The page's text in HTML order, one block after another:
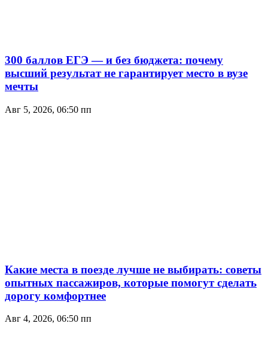
300 баллов ЕГЭ — и без бюджета: почему
высший результат не гарантирует место в вузе
мечты
Авг 5, 2026, 06:50 пп
Какие места в поезде лучше не выбирать: советы
опытных пассажиров, которые помогут сделать
дорогу комфортнее
Авг 4, 2026, 06:50 пп